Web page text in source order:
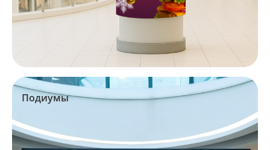
Подиумы